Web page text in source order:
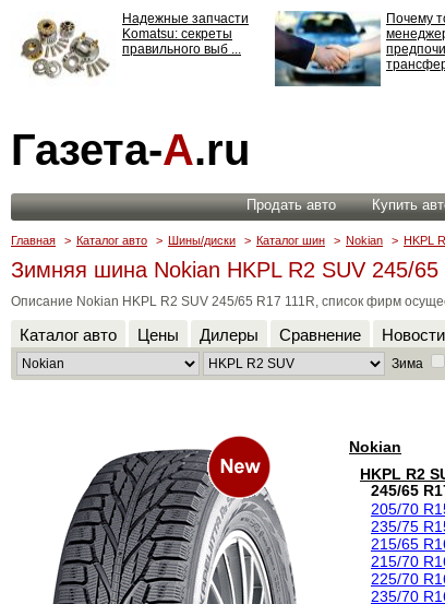
Надежные запчасти
Komatsu: секреты
правильного выб ...
Почему
ответственности: все,
что нужно знать ...
Газета-А.ru
Продать авто Купить
Главная > Каталог авто > Шины/диски > Каталог шин > Nokian > HKPL
Зимняя шина Nokian HKPL R2 SUV 245/
Описание Nokian HKPL R2 SUV 245/65 R17 111R, список фирм
Каталог авто Цены Дилеры Сравнение Новости
Зима
Nokian
HKPL R2
245/65
205/70
235/75
215/65
215/70
225/70
235/70